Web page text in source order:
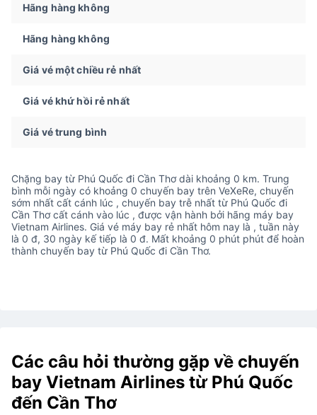
Hãng hàng không
Hãng hàng không
Giá vé một chiều rẻ nhất
Giá vé khứ hồi rẻ nhất
Giá vé trung bình
Chặng bay từ Phú Quốc đi Cần Thơ dài khoảng 0 km. Trung
bình mỗi ngày có khoảng 0 chuyến bay trên VeXeRe, chuyến
sớm nhất cất cánh lúc , chuyến bay trễ nhất từ Phú Quốc đi
Cần Thơ cất cánh vào lúc , được vận hành bởi hãng máy bay
Vietnam Airlines. Giá vé máy bay rẻ nhất hôm nay là , tuần này
là 0 đ, 30 ngày kế tiếp là 0 đ. Mất khoảng 0 phút phút để hoàn
thành chuyến bay từ Phú Quốc đi Cần Thơ.
Các câu hỏi thường gặp về chuyến
bay Vietnam Airlines từ Phú Quốc
đến Cần Thơ